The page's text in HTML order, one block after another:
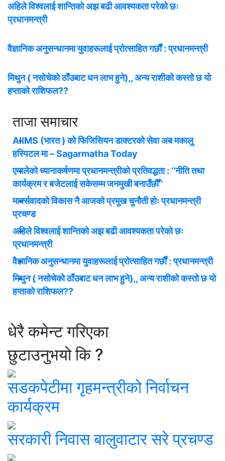
अहिले विश्वलाई शान्तिको अझ बढी आवश्यकता परेको छः
प्रधानमन्त्री
वैज्ञानिक अनुसन्धानमा युवाहरूलाई प्रोत्साहित गर्छौं : प्रधानमन्त्री
मिथुन ( नसोचेको ठाँउबाट धन लाभ हुने),, अन्य राशीको कस्तो छ यो
हप्ताको राशिफल??
ताजा समाचार
AIIMS (भारत ) को फिजिसियन डाक्टरको सेवा अब मकालु
हस्पिटल मा – Sagarmatha Today
एमालेको ध्यानाकर्षणमा प्रधानमन्त्रीको प्रतिवद्धता : ‘‘नीति तथा
कार्यक्रम र बजेटलाई सकेसम्म जनमुखी बनाउँछौँ’’
मार्क्सवादको विकास नै आजको प्रमुख चुनौती होः प्रधानमन्त्री
प्रचण्ड
अहिले विश्वलाई शान्तिको अझ बढी आवश्यकता परेको छः
प्रधानमन्त्री
वैज्ञानिक अनुसन्धानमा युवाहरूलाई प्रोत्साहित गर्छौं : प्रधानमन्त्री
मिथुन ( नसोचेको ठाँउबाट धन लाभ हुने),, अन्य राशीको कस्तो छ यो
हप्ताको राशिफल??
धेरै कमेन्ट गरिएका
छुटाउनुभयो कि ?
सडकपेटीमा गृहमन्त्रीको निर्वाचन
कार्यक्रम
सरकारी निवास बालुवाटार सरे प्रचण्ड